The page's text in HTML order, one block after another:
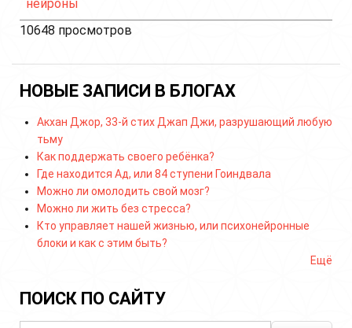
нейроны
10648 просмотров
НОВЫЕ ЗАПИСИ В БЛОГАХ
Акхан Джор, 33-й стих Джап Джи, разрушающий любую
тьму
Как поддержать своего ребёнка?
Где находится Ад, или 84 ступени Гоиндвала
Можно ли омолодить свой мозг?
Можно ли жить без стресса?
Кто управляет нашей жизнью, или психонейронные
блоки и как с этим быть?
Ещё
ПОИСК ПО САЙТУ